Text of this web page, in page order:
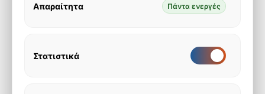
Απαραίτητα Πάντα ενεργές
Στατιστικά
Ενεργοποίηση
Διακόπτης